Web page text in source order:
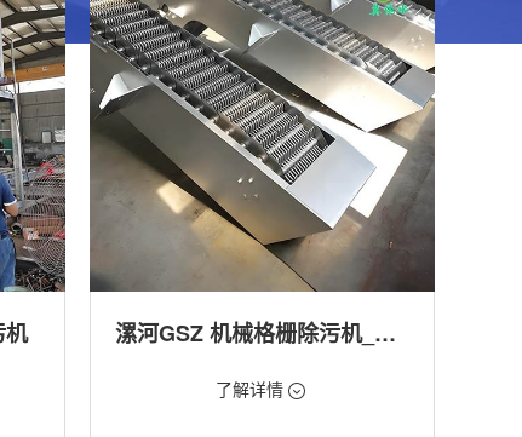
漯河GSZ 机械格栅除污机_污水处理拦截设备_型号参数 | 工作原理 | 适用场景详解
价格：1800元/台了解详情